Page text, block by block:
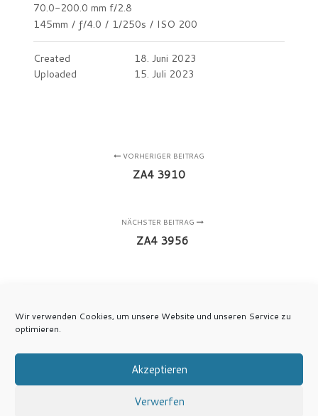
Wir verwenden Cookies, um unsere Website und unseren Service zu
optimieren.
Akzeptieren
Verwerfen
70.0-200.0 mm f/2.8
145mm / ƒ/4.0 / 1/250s / ISO 200
Created
18. Juni 2023
Uploaded
15. Juli 2023
VORHERIGER BEITRAG
ZA4 3910
NÄCHSTER BEITRAG
ZA4 3956